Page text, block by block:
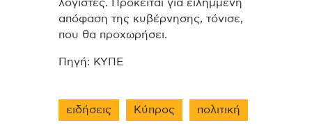
λογιστές. Πρόκειται για ειλημμένη
απόφαση της κυβέρνησης, τόνισε,
που θα προχωρήσει.
Πηγή: ΚΥΠΕ
ειδήσεις Κύπρος πολιτική